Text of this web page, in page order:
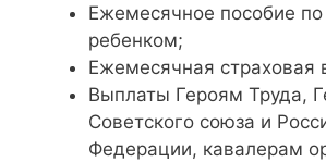
Ежемесячное пособие по
ребенком;
Ежемесячная страховая
Выплаты Героям Труда,
Советского союза и
Федерации, кавалерам